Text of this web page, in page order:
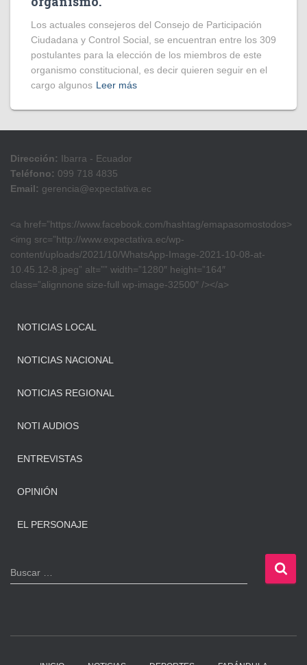
Los actuales consejeros del Consejo de Participación
Ciudadana y Control Social, se encuentran entre los 309
postulantes para la elección de los miembros de este
organismo constitucional, es decir quieren seguir en el
cargo algunos Leer más
Dirección: Ibarra - Ecuador
Teléfono: 099 718 4835
Email: gerencia@expectativa.ec
<a href=”https://www.facebook.com/hashtag/emapasomostodos>
<img src=”http://www.expectativa.ec/wp-
content/uploads/2021/10/WhatsApp-Image-2021-10-08-at-
10.45.12-8.jpeg” alt=”” width=”1280″ height=”164″
class=”alignnone size-full wp-image-32500″ /></a>
NOTICIAS LOCAL
NOTICIAS NACIONAL
NOTICIAS REGIONAL
NOTI AUDIOS
ENTREVISTAS
OPINIÓN
EL PERSONAJE
B
u
Buscar …